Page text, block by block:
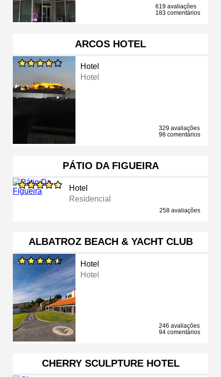
619 avaliações
183 comentários
ARCOS HOTEL
Hotel
Hotel
329 avaliações
98 comentários
PÁTIO DA FIGUEIRA
Hotel
Residencial
258 avaliações
ALBATROZ BEACH & YACHT CLUB
Hotel
Hotel
246 avaliações
94 comentários
CHERRY SCULPTURE HOTEL